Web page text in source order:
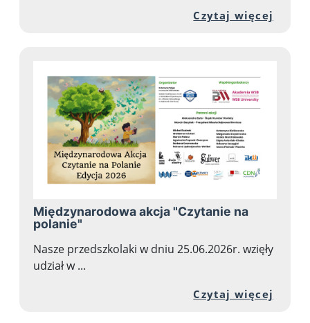
Czytaj więcej
Międzynarodowa akcja "Czytanie na
polanie"
Nasze przedszkolaki w dniu 25.06.2026r. wzięły
udział w ...
Czytaj więcej